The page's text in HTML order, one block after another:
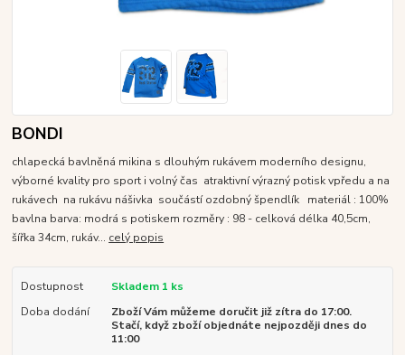
BONDI
chlapecká bavlněná mikina s dlouhým rukávem moderního designu,
výborné kvality pro sport i volný čas atraktivní výrazný potisk vpředu a na
rukávech na rukávu nášivka součástí ozdobný špendlík materiál : 100%
bavlna barva: modrá s potiskem rozměry : 98 - celková délka 40,5cm,
šířka 34cm, rukáv... celý popis
Dostupnost
Skladem 1 ks
Doba dodání
Zboží Vám můžeme doručit již zítra do 17:00.
Stačí, když zboží objednáte nejpozději dnes do
11:00